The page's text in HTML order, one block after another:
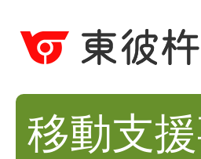
移動支